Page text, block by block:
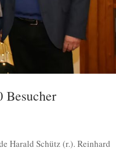
Besucher
Harald Schütz (r.). Reinhard